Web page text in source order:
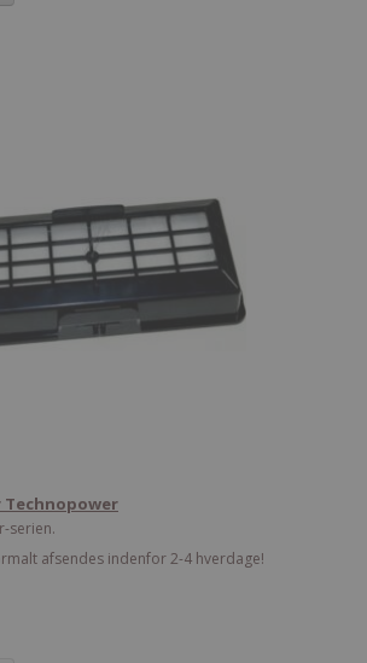
Technopower
serien.
afsendes indenfor 2-4 hverdage!